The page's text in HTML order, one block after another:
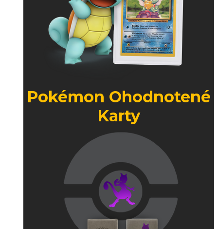
Pokémon Ohodnotené
Karty